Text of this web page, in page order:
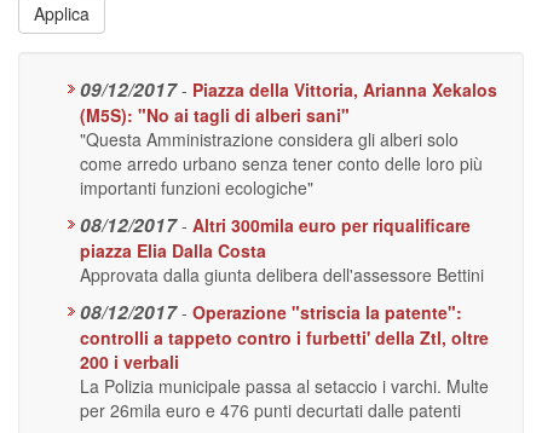
Applica
09/12/2017 - Piazza della Vittoria, Arianna Xekalos
(M5S): "No ai tagli di alberi sani"
"Questa Amministrazione considera gli alberi solo
come arredo urbano senza tener conto delle loro più
importanti funzioni ecologiche"
08/12/2017 - Altri 300mila euro per riqualificare
piazza Elia Dalla Costa
Approvata dalla giunta delibera dell'assessore Bettini
08/12/2017 - Operazione "striscia la patente":
controlli a tappeto contro i furbetti' della Ztl, oltre
200 i verbali
La Polizia municipale passa al setaccio i varchi. Multe
per 26mila euro e 476 punti decurtati dalle patenti